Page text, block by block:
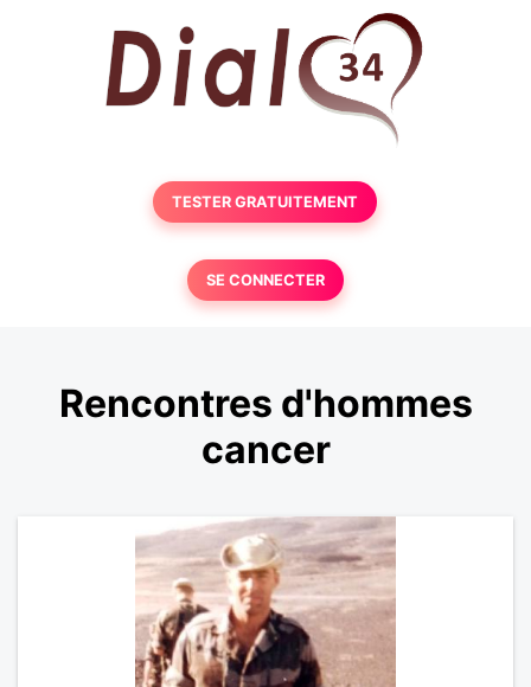
TESTER GRATUITEMENT
SE CONNECTER
Rencontres d'hommes
cancer